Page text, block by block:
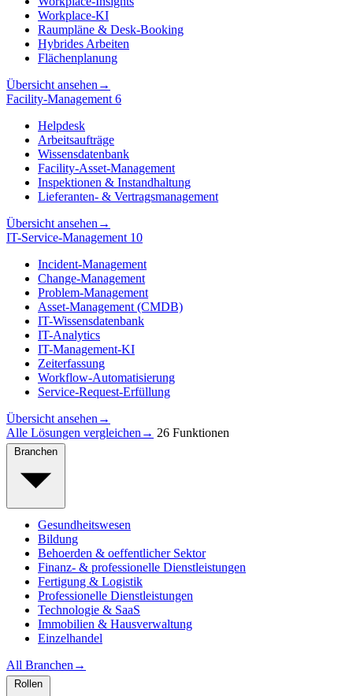
Workplace-KI
Raumpläne & Desk-Booking
Hybrides Arbeiten
Flächenplanung
Übersicht ansehen →
Facility-Management 6
Helpdesk
Arbeitsaufträge
Wissensdatenbank
Facility-Asset-Management
Inspektionen & Instandhaltung
Lieferanten- & Vertragsmanagement
Übersicht ansehen →
IT-Service-Management 10
Incident-Management
Change-Management
Problem-Management
Asset-Management (CMDB)
IT-Wissensdatenbank
IT-Analytics
IT-Management-KI
Zeiterfassung
Workflow-Automatisierung
Service-Request-Erfüllung
Übersicht ansehen →
Alle Lösungen vergleichen → 26 Funktionen
Gesundheitswesen
Bildung
Behoerden & oeffentlicher Sektor
Finanz- & professionelle Dienstleistungen
Fertigung & Logistik
Professionelle Dienstleistungen
Technologie & SaaS
Immobilien & Hausverwaltung
Einzelhandel
All Branchen →